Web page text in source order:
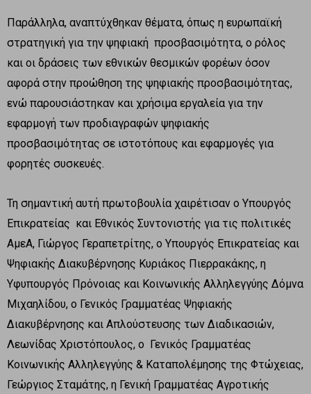
Παράλληλα, αναπτύχθηκαν θέματα, όπως η ευρωπαϊκή
στρατηγική για την ψηφιακή προσβασιμότητα, ο ρόλος
και οι δράσεις των εθνικών θεσμικών φορέων όσον
αφορά στην προώθηση της ψηφιακής προσβασιμότητας,
ενώ παρουσιάστηκαν και χρήσιμα εργαλεία για την
εφαρμογή των προδιαγραφών ψηφιακής
προσβασιμότητας σε ιστοτόπους και εφαρμογές για
φορητές συσκευές.
Τη σημαντική αυτή πρωτοβουλία χαιρέτισαν ο Υπουργός
Επικρατείας και Εθνικός Συντονιστής για τις πολιτικές
ΑμεΑ, Γιώργος Γεραπετρίτης, ο Υπουργός Επικρατείας και
Ψηφιακής Διακυβέρνησης Κυριάκος Πιερρακάκης, η
Υφυπουργός Πρόνοιας και Κοινωνικής Αλληλεγγύης Δόμνα
Μιχαηλίδου, ο Γενικός Γραμματέας Ψηφιακής
Διακυβέρνησης και Απλούστευσης των Διαδικασιών,
Λεωνίδας Χριστόπουλος, ο Γενικός Γραμματέας
Κοινωνικής Αλληλεγγύης & Καταπολέμησης της Φτώχειας,
Γεώργιος Σταμάτης, η Γενική Γραμματέας Αγροτικής